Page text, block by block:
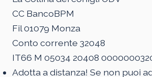
CC BancoBPM
Fil 01079 Monza
Conto corrente 32048
IT66 M 05034 20408
Adotta a distanza! Se non puoi